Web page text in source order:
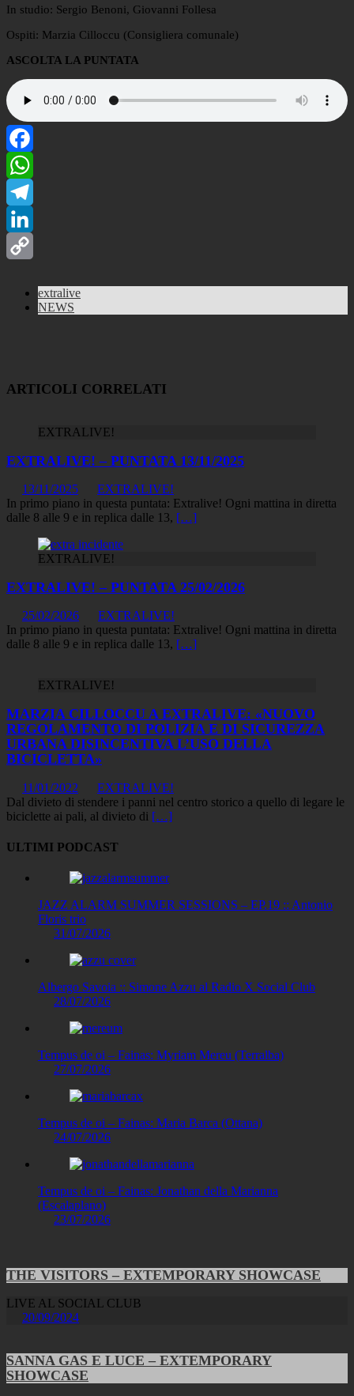
In studio: Sergio Benoni, Giovanni Follesa
Ospiti: Marzia Cilloccu (Consigliera comunale)
ASCOLTA LA PUNTATA
Facebook
WhatsApp
Telegram
LinkedIn
Link
extralive
NEWS
ARTICOLI CORRELATI
EXTRALIVE!
EXTRALIVE! – PUNTATA 13/11/2025
13/11/2025
EXTRALIVE!
In primo piano in questa puntata: Extralive! Ogni mattina in diretta
dalle 8 alle 9 e in replica dalle 13, […]
EXTRALIVE!
EXTRALIVE! – PUNTATA 25/02/2026
25/02/2026
EXTRALIVE!
In primo piano in questa puntata: Extralive! Ogni mattina in diretta
dalle 8 alle 9 e in replica dalle 13, […]
EXTRALIVE!
MARZIA CILLOCCU A EXTRALIVE: «NUOVO
REGOLAMENTO DI POLIZIA E DI SICUREZZA
URBANA DISINCENTIVA L’USO DELLA
BICICLETTA»
11/01/2022
EXTRALIVE!
Dal divieto di stendere i panni nel centro storico a quello di legare le
biciclette ai pali, al divieto di […]
ULTIMI PODCAST
JAZZ ALARM SUMMER SESSIONS – EP.19 :: Antonio
Floris trio
31/07/2026
Albergo Savoia :: Simone Azzu al Radio X Social Club
28/07/2026
Tempus de oi – Fainas: Myriam Mereu (Terralba)
27/07/2026
Tempus de oi – Fainas: Maria Barca (Ottana)
24/07/2026
Tempus de oi – Fainas: Jonathan della Marianna
(Escalaplano)
23/07/2026
THE VISITORS – EXTEMPORARY SHOWCASE
LIVE AL SOCIAL CLUB
20/09/2024
SANNA GAS E LUCE – EXTEMPORARY
SHOWCASE